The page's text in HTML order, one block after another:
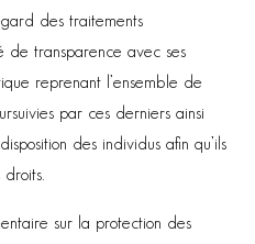
des traitements
de transparence avec ses
reprenant l’ensemble de
par ces derniers ainsi
des individus afin qu’ils
sur la protection des